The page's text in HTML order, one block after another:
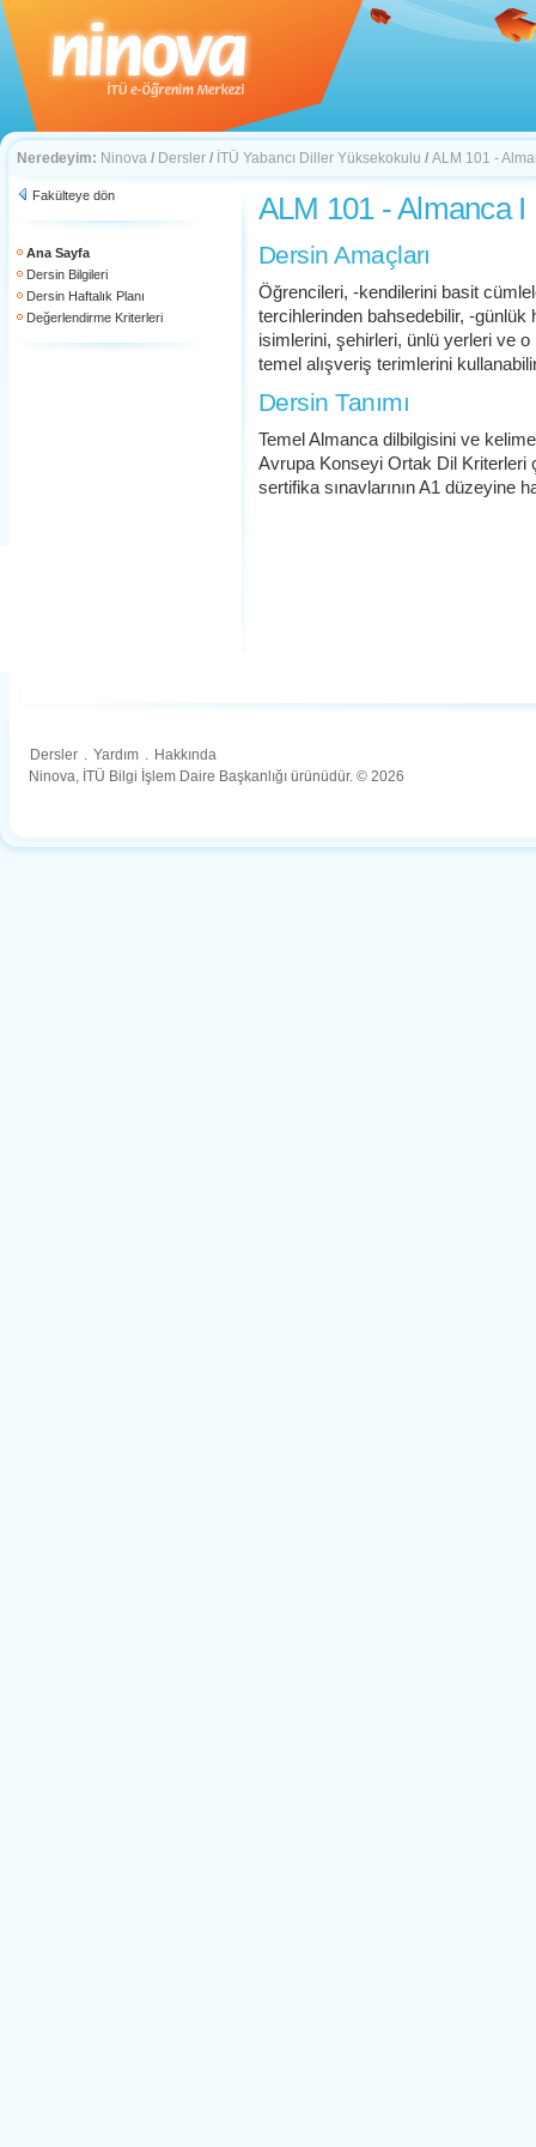
Neredeyim: Ninova / Dersler / İTÜ Yabancı Diller Yüksekokulu / ALM 101 -
Fakülteye dön
Ana Sayfa
Dersin Bilgileri
Dersin Haftalık Planı
Değerlendirme Kriterleri
ALM 101 - Almanca I
Dersin Amaçları
Öğrencileri, -kendilerini basit
tercihlerinden bahsedebilir, -günlük
isimlerini, şehirleri, ünlü yerleri ve
temel alışveriş terimlerini
Dersin Tanımı
Temel Almanca dilbilgisini ve
Avrupa Konseyi Ortak Dil Kriterleri
sertifika sınavlarının A1 düzeyine
Dersler . Yardım . Hakkında
Ninova, İTÜ Bilgi İşlem Daire Başkanlığı ürünüdür. © 2026